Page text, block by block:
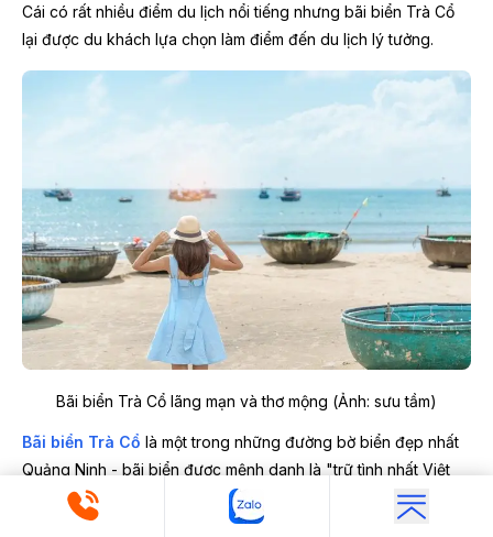
Cái có rất nhiều điểm du lịch nổi tiếng nhưng bãi biển Trà Cổ
lại được du khách lựa chọn làm điểm đến du lịch lý tưởng.
Bãi biển Trà Cổ lãng mạn và thơ mộng (Ảnh: sưu tầm)
Bãi biển Trà Cổ là một trong những đường bờ biển đẹp nhất
Quảng Ninh - bãi biển được mệnh danh là "trữ tình nhất Việt
Nam" - một vẻ đẹp còn vẹn nguyên, hài hòa, bình dị với bãi
cát trắng mịn màng trải dài phẳng lặng trong nền nước biển